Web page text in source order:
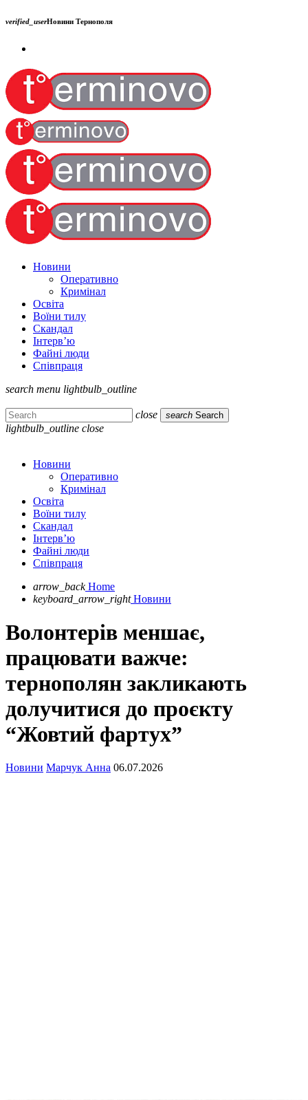
verified_userНовини Тернополя
Новини
Оперативно
Кримінал
Освіта
Воїни тилу
Скандал
Інтерв’ю
Файні люди
Співпраця
search menu lightbulb_outline
close search Search
lightbulb_outline close
Новини
Оперативно
Кримінал
Освіта
Воїни тилу
Скандал
Інтерв’ю
Файні люди
Співпраця
arrow_back Home
keyboard_arrow_right Новини
Волонтерів меншає,
працювати важче:
тернополян закликають
долучитися до проєкту
“Жовтий фартух”
Новини Марчук Анна 06.07.2026